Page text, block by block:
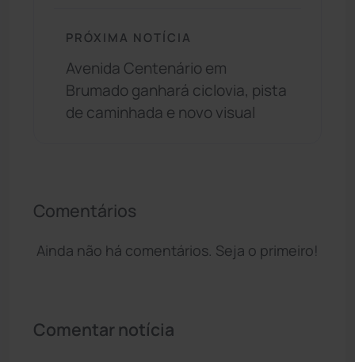
PRÓXIMA NOTÍCIA
Avenida Centenário em
Brumado ganhará ciclovia, pista
de caminhada e novo visual
Comentários
Ainda não há comentários. Seja o primeiro!
Comentar notícia